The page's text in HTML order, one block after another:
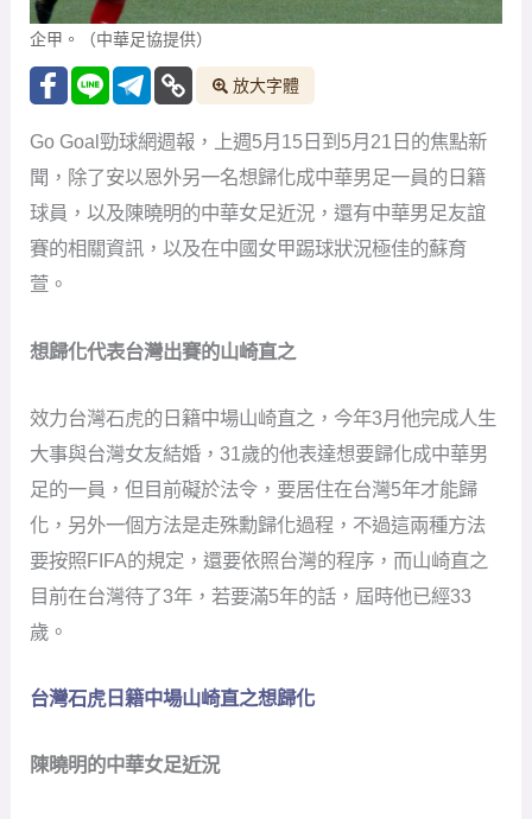
企甲。（中華足協提供）
放大字體
Go Goal勁球網週報，上週5月15日到5月21日的焦點新
聞，除了安以恩外另一名想歸化成中華男足一員的日籍
球員，以及陳曉明的中華女足近況，還有中華男足友誼
賽的相關資訊，以及在中國女甲踢球狀況極佳的蘇育
萱。
想歸化代表台灣出賽的山崎直之
效力台灣石虎的日籍中場山崎直之，今年3月他完成人生
大事與台灣女友結婚，31歲的他表達想要歸化成中華男
足的一員，但目前礙於法令，要居住在台灣5年才能歸
化，另外一個方法是走殊勳歸化過程，不過這兩種方法
要按照FIFA的規定，還要依照台灣的程序，而山崎直之
目前在台灣待了3年，若要滿5年的話，屆時他已經33
歲。
台灣石虎日籍中場山崎直之想歸化
陳曉明的中華女足近況